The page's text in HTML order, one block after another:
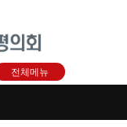
전체메뉴